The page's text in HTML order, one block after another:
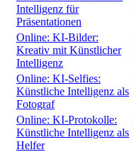
Intelligenz für
Präsentationen
Online: KI-Bilder:
Kreativ mit Künstlicher
Intelligenz
Online: KI-Selfies:
Künstliche Intelligenz als
Fotograf
Online: KI-Protokolle:
Künstliche Intelligenz als
Helfer